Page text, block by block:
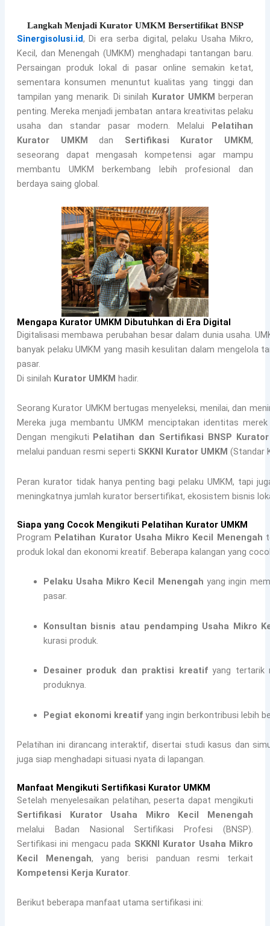
Langkah Menjadi Kurator UMKM Bersertifikat BNSP
Sinergisolusi.id,Di era serba digital, pelaku Usaha Mikro,
Kecil, dan Menengah (UMKM) menghadapi tantangan baru.
Persaingan produk lokal di pasar online semakin ketat,
sementara konsumen menuntut kualitas yang tinggi dan
tampilan yang menarik. Di sinilah Kurator UMKM berperan
penting. Mereka menjadi jembatan antara kreativitas pelaku
usaha dan standar pasar modern. Melalui Pelatihan
Kurator UMKM dan Sertifikasi Kurator UMKM,
seseorang dapat mengasah kompetensi agar mampu
membantu UMKM berkembang lebih profesional dan
berdaya saing global.
Mengapa Kurator UMKM Dibutuhkan di Era Digital
Digitalisasi membawa perubahan besar dalam dunia usaha.
banyak pelaku UMKM yang masih kesulitan dalam mengelola
pasar.
Di sinilah Kurator UMKM hadir.
Seorang Kurator UMKM bertugas menyeleksi, menilai, dan
Mereka juga membantu UMKM menciptakan identitas
Dengan mengikuti Pelatihan dan Sertifikasi BNSP Kurator
melalui panduan resmi seperti SKKNI Kurator UMKM (Standar
Peran kurator tidak hanya penting bagi pelaku UMKM, tapi
meningkatnya jumlah kurator bersertifikat, ekosistem bisnis
Siapa yang Cocok Mengikuti Pelatihan Kurator UMKM
Program Pelatihan Kurator Usaha Mikro Kecil Menengah
produk lokal dan ekonomi kreatif. Beberapa kalangan yang
Pelaku Usaha Mikro Kecil Menengah yang ingin
pasar.
Konsultan bisnis atau pendamping Usaha Mikro
kurasi produk.
Desainer produk dan praktisi kreatifyang tertarik
produknya.
Pegiat ekonomi kreatifyang ingin berkontribusi lebih
Pelatihan ini dirancang interaktif, disertai studi kasus dan
juga siap menghadapi situasi nyata di lapangan.
Manfaat Mengikuti Sertifikasi Kurator UMKM
Setelah menyelesaikan pelatihan, peserta dapat mengikuti
Sertifikasi Kurator Usaha Mikro Kecil Menengah
melalui Badan Nasional Sertifikasi Profesi (BNSP).
Sertifikasi ini mengacu pada SKKNI Kurator Usaha Mikro
Kecil Menengah, yang berisi panduan resmi terkait
Kompetensi Kerja Kurator.
Berikut beberapa manfaat utama sertifikasi ini: